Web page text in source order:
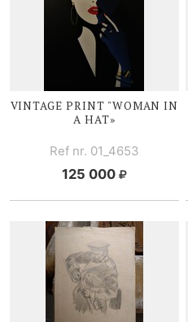
VINTAGE PRINT "WOMAN IN
A HAT»
Ref nr. 01_4653
125 000